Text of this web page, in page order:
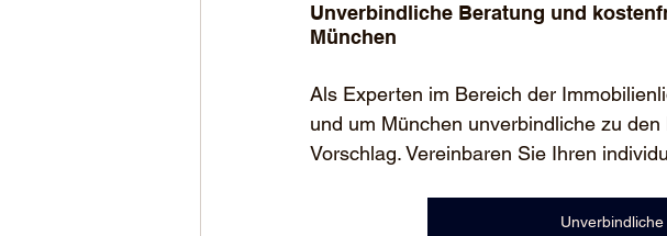
Unverbindliche Beratung und
München
Als Experten im Bereich der
und um München unverbindliche zu
Vorschlag. Vereinbaren Sie Ihren